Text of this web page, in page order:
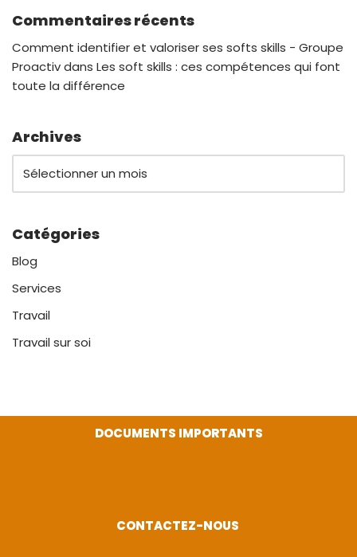
Commentaires récents
Comment identifier et valoriser ses softs skills - Groupe
Proactivdans Les soft skills : ces compétences qui font
toute la différence
Archives
Catégories
Blog
Services
Travail
Travail sur soi
DOCUMENTS IMPORTANTS
CONTACTEZ-NOUS